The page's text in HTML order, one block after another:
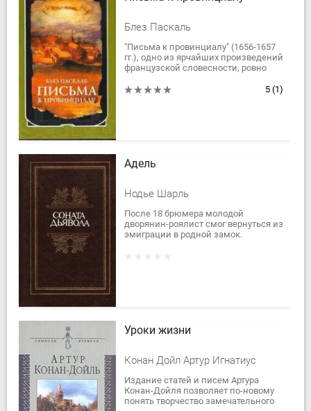
Блез Паскаль
"Письма к провинциалу" (1656-1657
гг.), одно из ярчайших произведений
французской словесности, ровно
недоступны русскому читателю....5 (1)
Адель
Нодье Шарль
После 18 брюмера молодой
дворянин-роялист смог вернуться из
эмиграции в родной замок.
Уроки жизни
Конан Дойл Артур Игнатиус
Издание статей и писем Артура
Конан-Дойля позволяет по-новому
понять творчество замечательного